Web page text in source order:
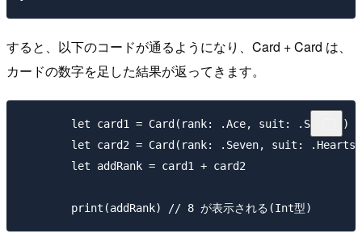
すると、以下のコードが通るようになり、Card + Card は、
カードの数字を足した結果が返ってきます。
        let card1 = Card(rank: .Ace, suit: .Spades)
        let card2 = Card(rank: .Seven, suit: .Hearts)
        let addRank = card1 + card2